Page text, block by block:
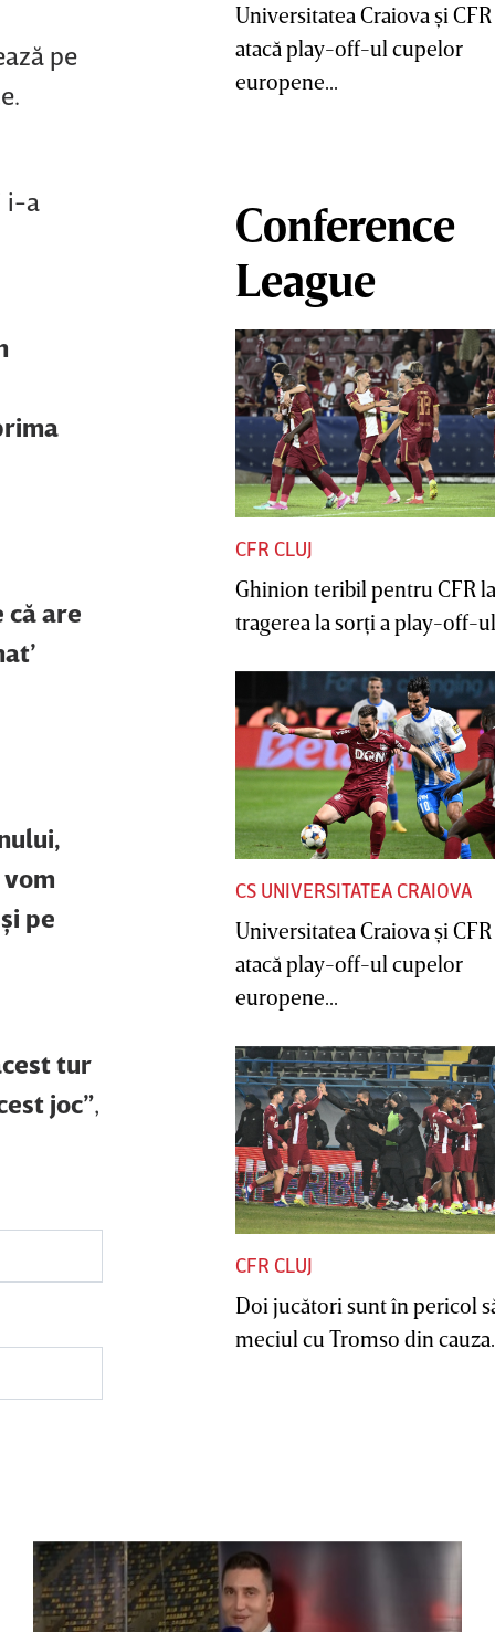
pe
i-a
are
pe
tur
joc”,
Universitatea Craiova şi
atacă play-off-ul cupelor
europene...
Conference
League
CFR CLUJ
Ghinion teribil pentru CFR la
tragerea la sorţi a play-off-
CS UNIVERSITATEA CRAIOVA
Universitatea Craiova şi
atacă play-off-ul cupelor
europene...
CFR CLUJ
Doi jucători sunt în pericol
meciul cu Tromso din